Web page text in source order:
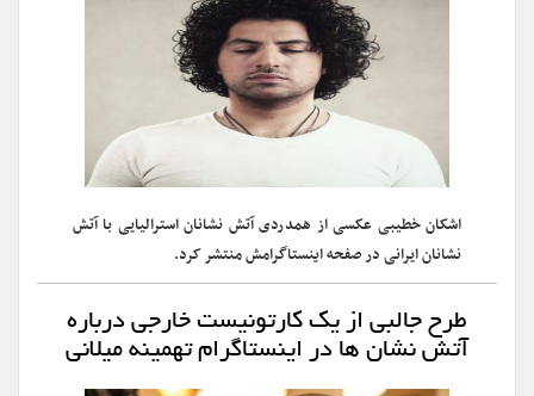
اشکان خطیبی عکسی از همدردی آتش نشانان استرالیایی با آتش
نشانان ایرانی در صفحه اینستاگرامش منتشر کرد.
طرح جالبی از یک کارتونیست خارجی درباره
آتش نشان ها در اینستاگرام تهمینه میلانی